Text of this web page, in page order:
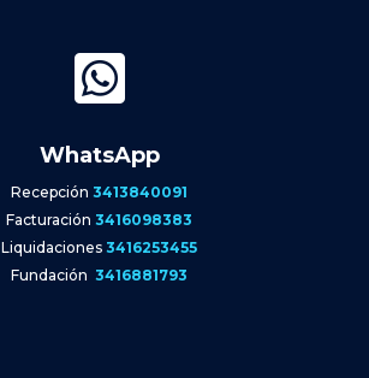

WhatsApp
Recepción3413840091
Facturación3416098383
Liquidaciones3416253455
Fundación3416881793